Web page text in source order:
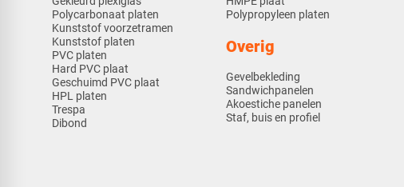
Polycarbonaat platen
Kunststof voorzetramen
Kunststof platen
PVC platen
Hard PVC plaat
Geschuimd PVC plaat
HPL platen
Trespa
Dibond
Polypropyleen platen
Overig
Gevelbekleding
Sandwichpanelen
Akoestiche panelen
Staf, buis en profiel